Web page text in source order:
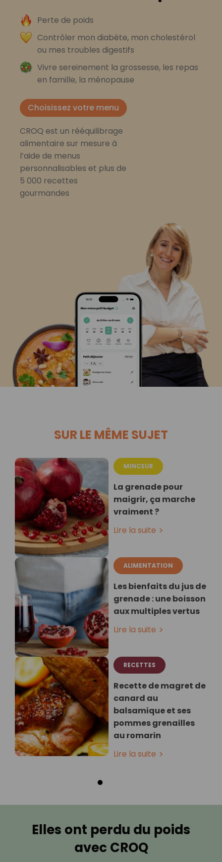
Perte de poids
Contrôler mon diabète, mon cholestérol
ou mes troubles digestifs
Vivre sereinement la grossesse, les repas
en famille, la ménopause
Choisissez votre menu
CROQ est un rééquilibrage
alimentaire sur mesure à
l’aide de menus
personnalisables et plus de
5 000 recettes
gourmandes
SUR LE MÊME SUJET
MINCEUR
La grenade pour
maigrir, ça marche
vraiment ?
Lire la suite
ALIMENTATION
Les bienfaits du jus de
grenade : une boisson
aux multiples vertus
Lire la suite
RECETTES
Recette de magret de
canard au
balsamique et ses
pommes grenailles
au romarin
Lire la suite
Elles ont perdu du poids
avec CROQ